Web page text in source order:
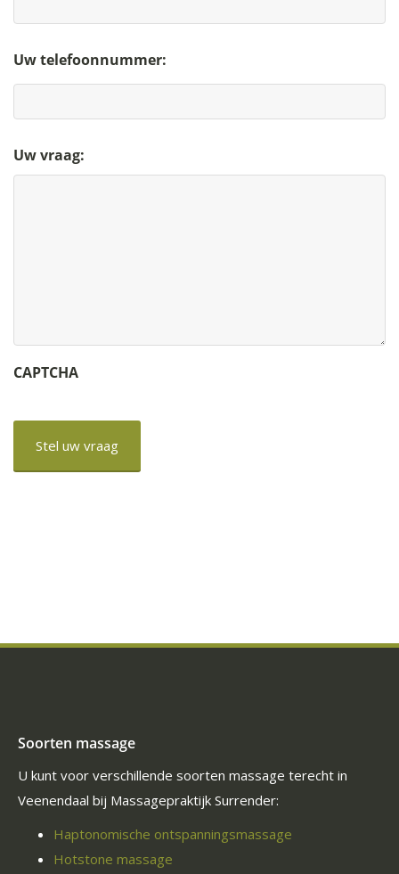
Uw telefoonnummer:
Uw vraag:
CAPTCHA
Soorten massage
U kunt voor verschillende soorten massage terecht in
Veenendaal bij Massagepraktijk Surrender:
Haptonomische ontspanningsmassage
Hotstone massage